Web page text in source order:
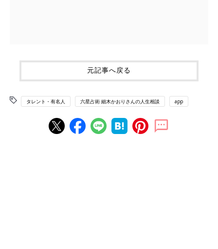
元記事へ戻る
タレント・有名人 六星占術 細木かおりさんの人生相談 app